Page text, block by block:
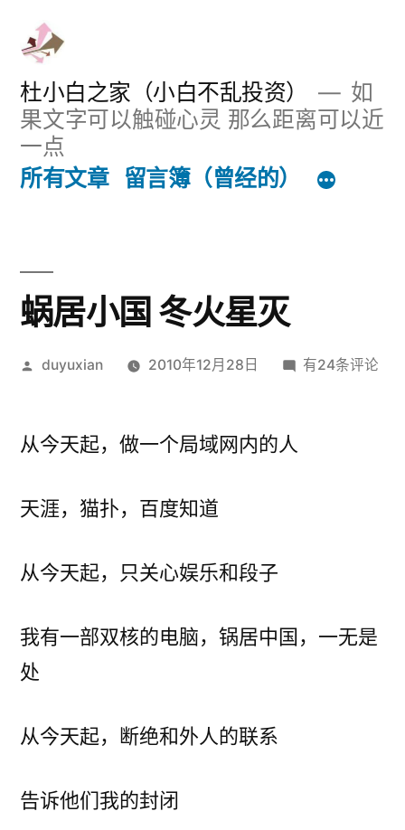
杜小白之家（小白不乱投资）
如
果文字可以触碰心灵 那么距离可以近
一点
所有文章 留言簿（曾经的）
蜗居小国 冬火星灭
发
duyuxian 2010年12月28日
蜗
有24条评论
从今天起，做一个局域网内的人
天涯，猫扑，百度知道
从今天起，只关心娱乐和段子
我有一部双核的电脑，锅居中国，一无是
处
从今天起，断绝和外人的联系
告诉他们我的封闭